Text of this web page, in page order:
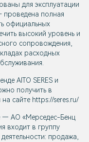
для эксплуатации
проведена полная
официальных
высокий уровень и
сопровождения,
расходных
AITO SERES и
получить в
сайте https://seres.ru/
AO «Мерседес-Бенц
входит в группу
продажа,